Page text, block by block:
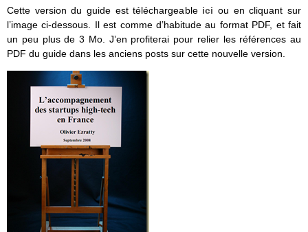
Cette version du guide est téléchargeable ici ou en cliquant sur
l’image ci-dessous. Il est comme d’habitude au format PDF, et fait
un peu plus de 3 Mo. J’en profiterai pour relier les références au
PDF du guide dans les anciens posts sur cette nouvelle version.